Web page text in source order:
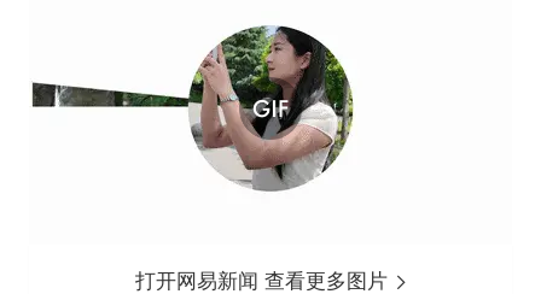
打开网易新闻 查看更多图片